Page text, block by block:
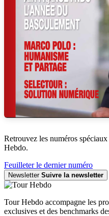
Retrouvez les numéros
Hebdo.
Feuilleter le dernier numéro
Newsletter Suivre la newsletter
Tour Hebdo accompagne les
exclusives et des benchmarks